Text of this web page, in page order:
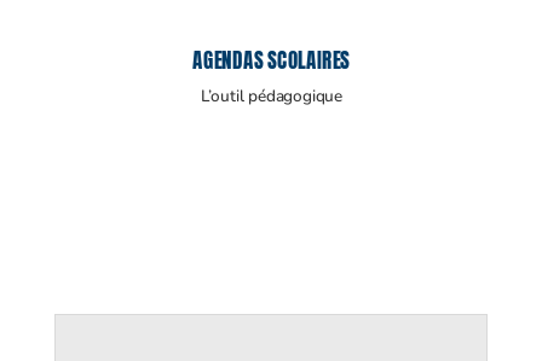
AGENDAS SCOLAIRES
L’outil pédagogique